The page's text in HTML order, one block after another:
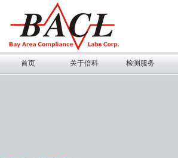
首页 关于倍科 检测服务